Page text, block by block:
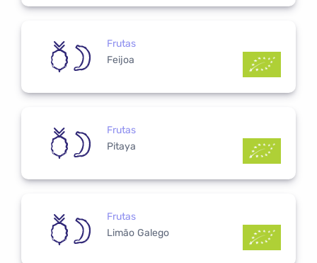
Frutas
Feijoa
Frutas
Pitaya
Frutas
Limão Galego